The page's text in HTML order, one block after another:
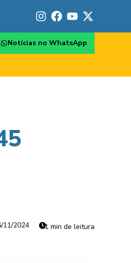
Notícias no WhatsApp
11/2024 1 min de leitura